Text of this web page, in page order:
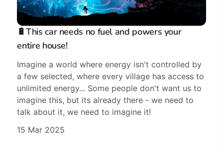
🔋This car needs no fuel and powers your
entire house!
Imagine a world where energy isn't controlled by
a few selected, where every village has access to
unlimited energy... Some people don't want us to
imagine this, but its already there - we need to
talk about it, we need to imagine it!
15 Mar 2025